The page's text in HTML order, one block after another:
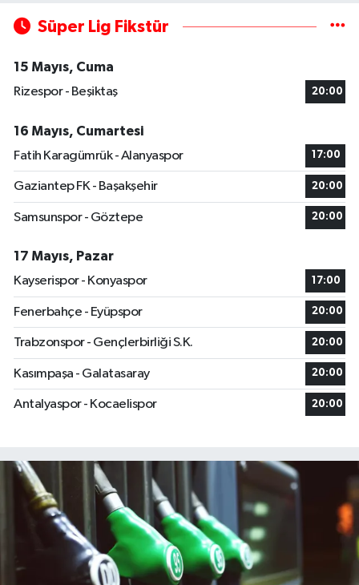
Süper Lig Fikstür
15 Mayıs, Cuma
Rizespor - Beşiktaş
20:00
16 Mayıs, Cumartesi
Fatih Karagümrük - Alanyaspor
17:00
Gaziantep FK - Başakşehir 20:00
Samsunspor - Göztepe 20:00
17 Mayıs, Pazar
Kayserispor - Konyaspor
17:00
Fenerbahçe - Eyüpspor 20:00
Trabzonspor - Gençlerbirliği S.K. 20:00
Kasımpaşa - Galatasaray 20:00
Antalyaspor - Kocaelispor 20:00